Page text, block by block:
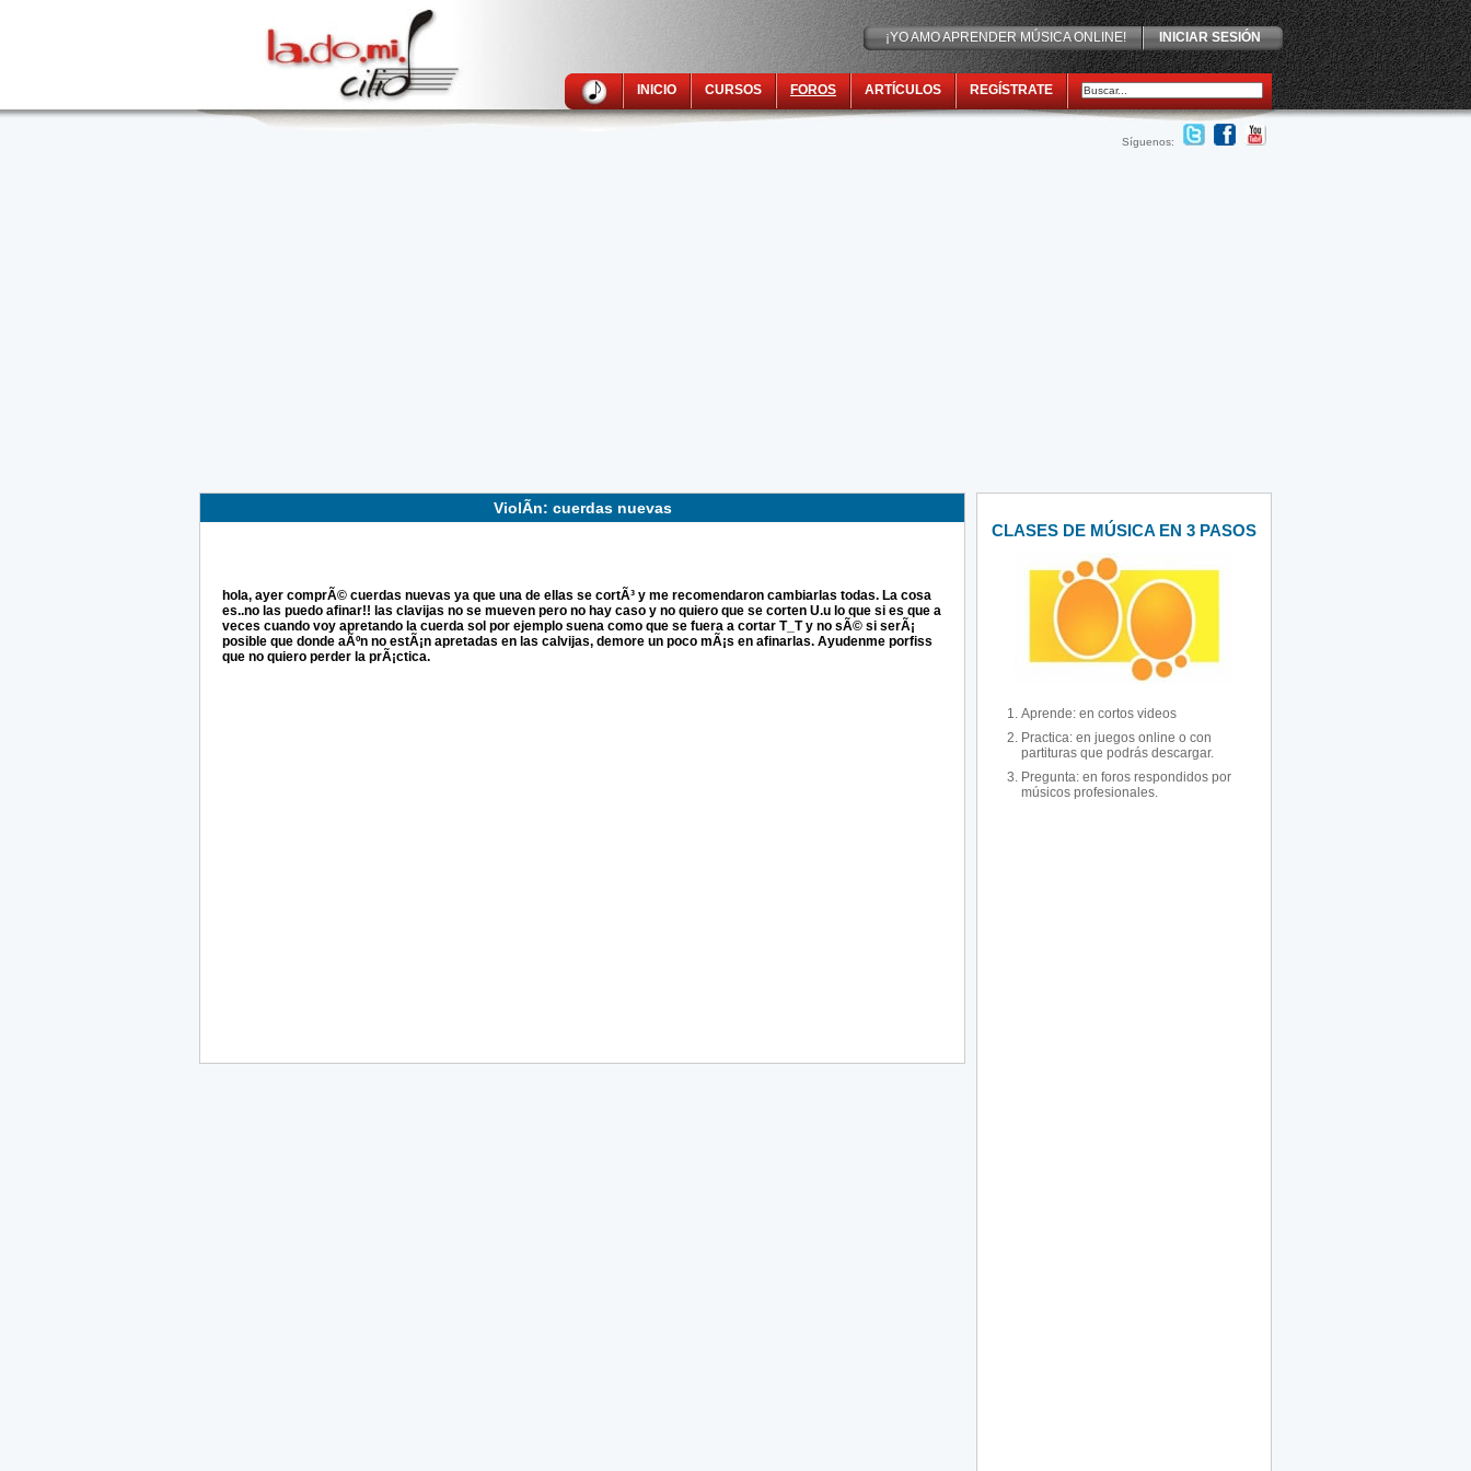
¡YO AMO APRENDER MÚSICA ONLINE! INICIAR SESIÓN
INICIO CURSOS FOROS ARTÍCULOS REGÍSTRATE
Síguenos:
ViolÃ­n: cuerdas nuevas
hola, ayer comprÃ© cuerdas nuevas ya que una de ellas se cortÃ³ y me recomendaron cambiarlas todas. La cosa
es..no las puedo afinar!! las clavijas no se mueven pero no hay caso y no quiero que se corten U.u lo que si es que a
veces cuando voy apretando la cuerda sol por ejemplo suena como que se fuera a cortar T_T y no sÃ© si serÃ¡
posible que donde aÃºn no estÃ¡n apretadas en las calvijas, demore un poco mÃ¡s en afinarlas. Ayudenme porfiss
que no quiero perder la prÃ¡ctica.
CLASES DE MÚSICA EN 3 PASOS
Aprende: en cortos videos
Practica: en juegos online o con
partituras que podrás descargar.
Pregunta: en foros respondidos por
músicos profesionales.